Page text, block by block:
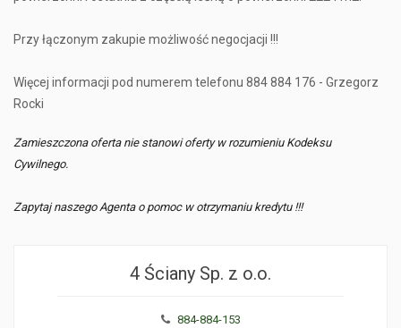
Przy łączonym zakupie możliwość negocjacji !!!
Więcej informacji pod numerem telefonu 884 884 176 - Grzegorz
Rocki
Zamieszczona oferta nie stanowi oferty w rozumieniu Kodeksu
Cywilnego.
Zapytaj naszego Agenta o pomoc w otrzymaniu kredytu !!!
4 Ściany Sp. z o.o.
884-884-153